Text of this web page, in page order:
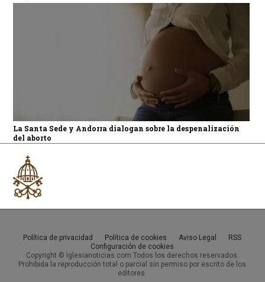
La Santa Sede y Andorra dialogan sobre la despenalización
del aborto
Política de privacidad Política de cookies Aviso Legal
RSS
Configuración de cookies
Copyright © Iglesianoticias.com Todos los derechos reservados.
Prohibida la reproducción total o parcial sin permiso por escrito de los
editores.